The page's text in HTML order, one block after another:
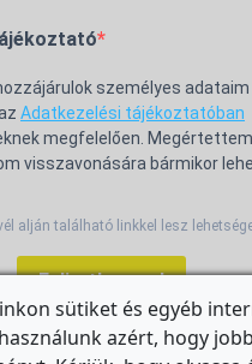
személyes adataim
Adatkezelési tájékoztatóban
megfelelően.
visszavonására bármikor
alján található linkkel lesz
Feliratkozom!
sütiket és egyéb
azért, hogy